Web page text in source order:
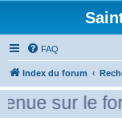
FAQ
Index du forum
sur le